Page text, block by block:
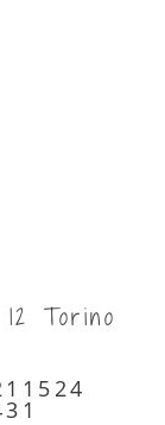
Torino